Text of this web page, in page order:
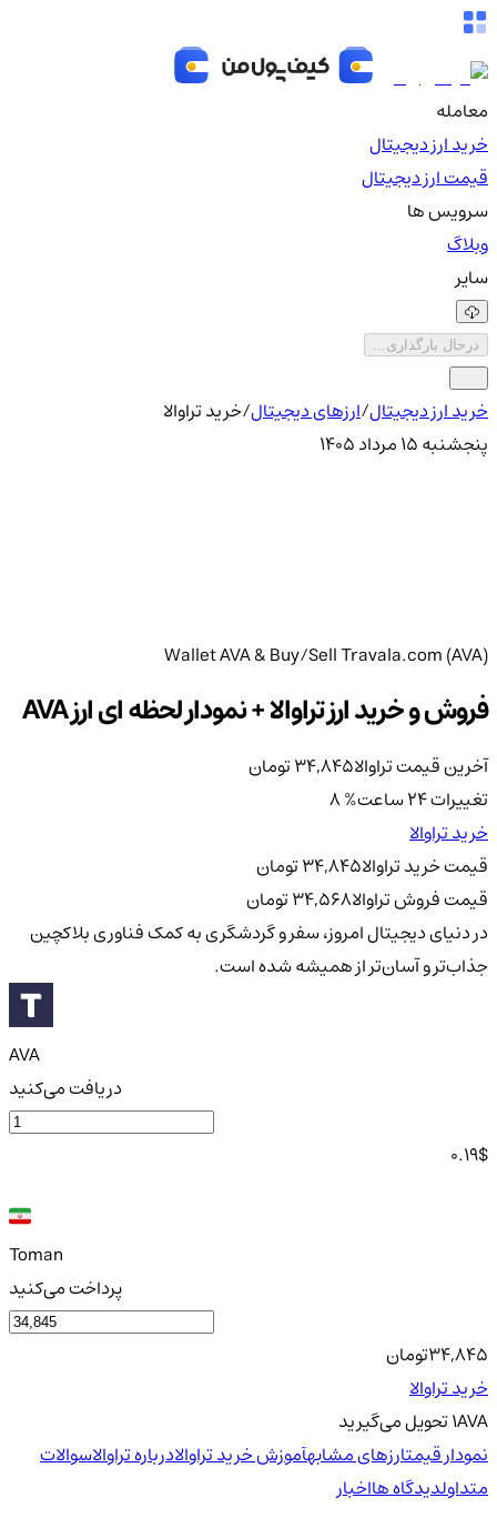
معامله
خرید ارز دیجیتال
قیمت ارز دیجیتال
سرویس ها
وبلاگ
سایر
درحال بارگذاری...
خرید ارز دیجیتال/ارزهای دیجیتال/خرید تراوالا
پنجشنبه ۱۵ مرداد ۱۴۰۵
Wallet AVA & Buy/Sell Travala.com (AVA)
فروش و خرید ارز تراوالا + نمودار لحظه ای ارز AVA
آخرین قیمت تراوالا34,845تومان
تغییرات 24 ساعت
8%
خرید تراوالا
قیمت خرید تراوالا34,845تومان
قیمت فروش تراوالا34,568تومان
در دنیای دیجیتال امروز، سفر و گردشگری به کمک فناوری بلاکچین
جذاب‌تر و آسان‌تر از همیشه شده است.
AVA
دریافت می‌کنید
0.19$
Toman
پرداخت می‌کنید
34,845تومان
خرید تراوالا
1AVAتحویلمی‌گیرید
نمودار قیمتارزهای مشابهآموزش خرید تراوالادرباره تراوالاسوالات
متداولدیدگاه هااخبار